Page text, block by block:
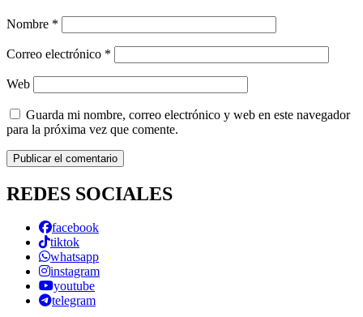
Nombre *
Correo electrónico *
Web
Guarda mi nombre, correo electrónico y web en este navegador
para la próxima vez que comente.
REDES SOCIALES
facebook
tiktok
whatsapp
instagram
youtube
telegram